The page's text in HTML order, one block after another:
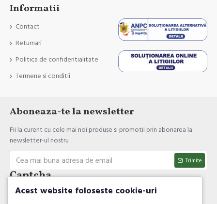
Informatii
Contact
Returnari
Politica de confidentialitate
Termene si conditii
Aboneaza-te la newsletter
Fii la curent cu cele mai noi produse si promotii prin abonarea la
newsletter-ul nostru
Trimite
Captcha
Acest website foloseste cookie-uri